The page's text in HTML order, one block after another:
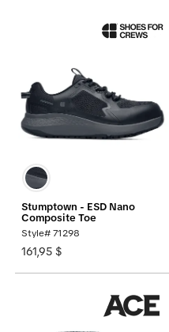
Stumptown - ESD Nano
Composite Toe
Style# 71298
161,95 $